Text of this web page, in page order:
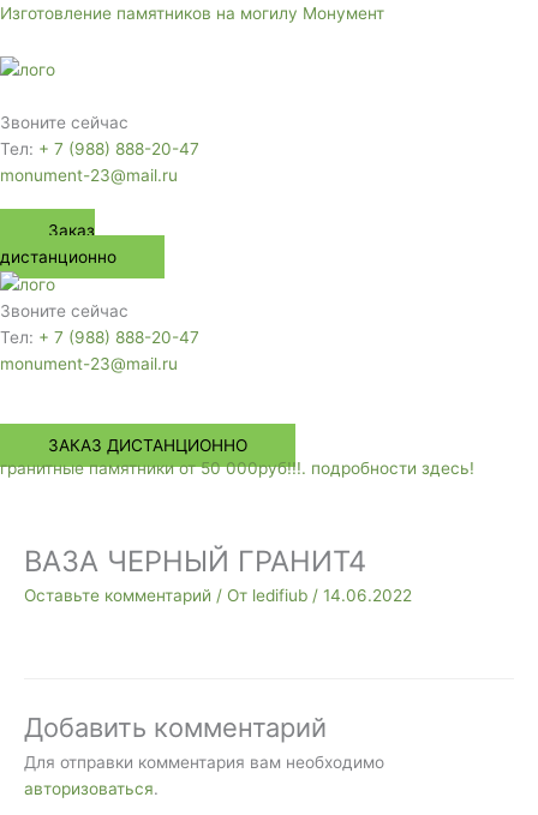
Перейти
содержимому
Изготовление памятников на могилу Монумент
Звоните сейчас
Тел: + 7 (988) 888-20-47
monument-23@mail.ru
Заказ
дистанционно
Звоните сейчас
Тел: + 7 (988) 888-20-47
monument-23@mail.ru
Меню
ЗАКАЗ ДИСТАНЦИОННО
гранитные памятники от 50 000руб!!!. подробности здесь!
ВАЗА ЧЕРНЫЙ ГРАНИТ4
Оставьте комментарий / От ledifiub / 14.06.2022
Добавить комментарий
Для отправки комментария вам необходимо
авторизоваться.